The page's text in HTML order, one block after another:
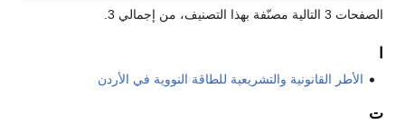
الصفحات 3 التالية مصنّفة بهذا التصنيف، من إجمالي 3.
الأطر القانونية والتشريعية للطاقة النووية في الأردن
ت